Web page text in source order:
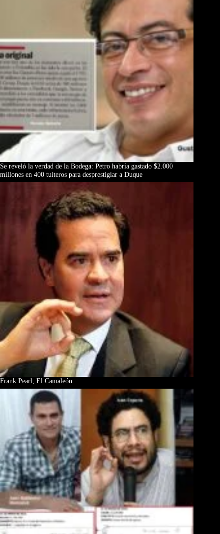
Se reveló la verdad de la Bodega: Petro habría gastado $2.000
millones en 400 tuiteros para desprestigiar a Duque
Frank Pearl, El Camaleón